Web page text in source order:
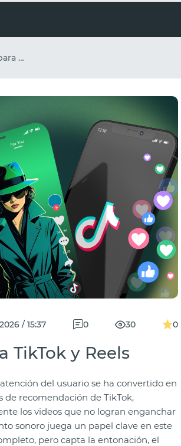
Cómo crear contenido viral para TikTok y Reels
/ 15:37 0 30 0
TikTok y Reels
del usuario se ha convertido en
recomendación de TikTok,
los videos que no logran enganchar
sonoro juega un papel clave en este
pero capta la entonación, el